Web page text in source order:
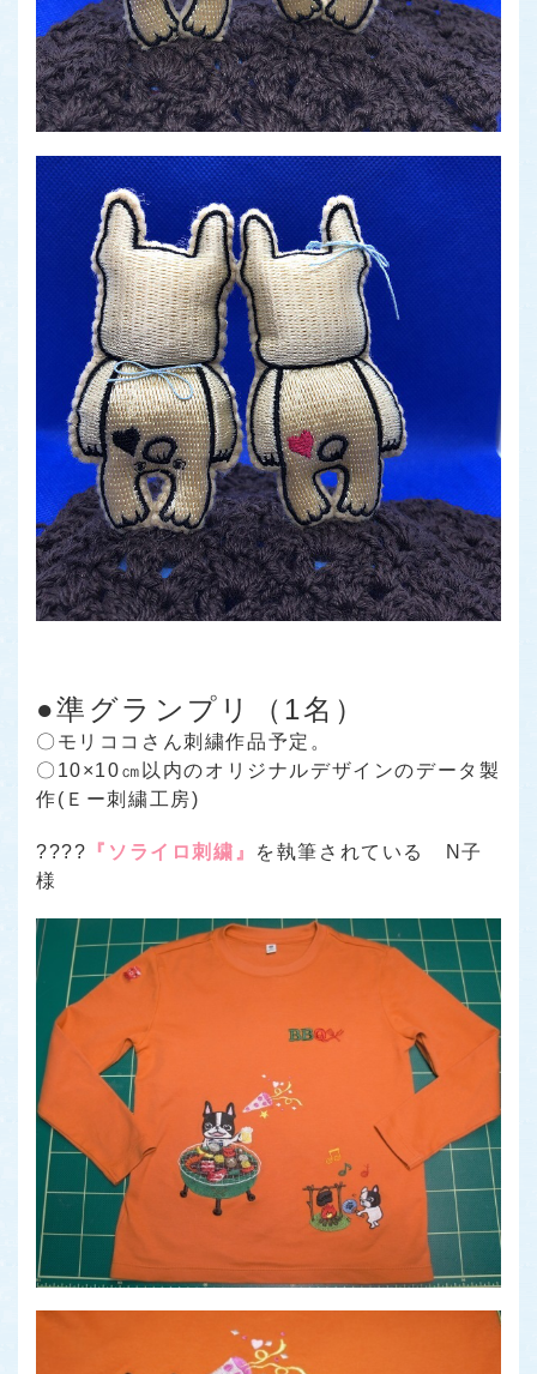
●準グランプリ（1名）
〇モリココさん刺繍作品予定。
〇10×10㎝以内のオリジナルデザインのデータ製
作(Ｅー刺繍工房)
???? 『ソライロ刺繍』
を執筆されている N子
様